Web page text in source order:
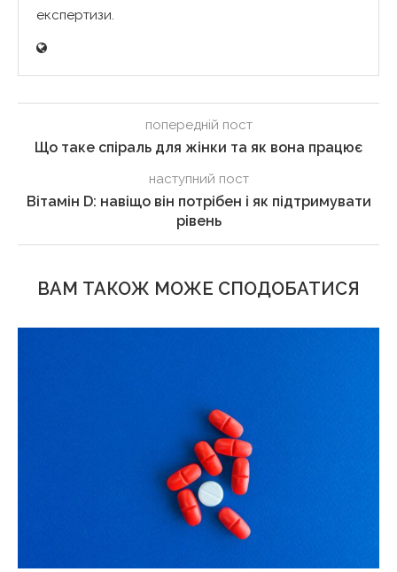
експертизи.
попередній пост
Що таке спіраль для жінки та як вона працює
наступний пост
Вітамін D: навіщо він потрібен і як підтримувати
рівень
ВАМ ТАКОЖ МОЖЕ СПОДОБАТИСЯ